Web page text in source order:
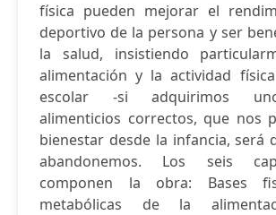
física pueden mejorar el
deportivo de la persona y ser
la salud, insistiendo
alimentación y la actividad
escolar -si adquirimos
alimenticios correctos, que nos
bienestar desde la infancia, será
abandonemos. Los seis
componen la obra: Bases
metabólicas de la